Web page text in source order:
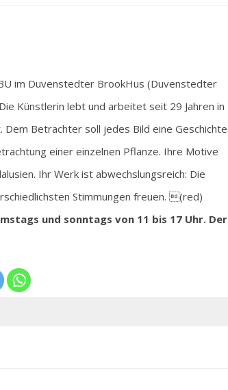
im Duvenstedter BrookHus (Duvenstedter
Künstlerin lebt und arbeitet seit 29 Jahren in
Betrachter soll jedes Bild eine Geschichte
einer einzelnen Pflanze. Ihre Motive
Ihr Werk ist abwechslungsreich: Die
Stimmungen freuen. (red)
und sonntags von 11 bis 17 Uhr. Der